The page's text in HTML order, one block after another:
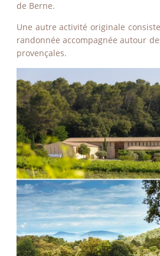
de Berne.
Une autre activité originale
randonnée accompagnée autour
provençales.